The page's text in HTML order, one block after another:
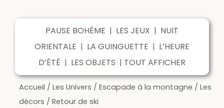
PAUSE BOHÈME | LES JEUX | NUIT
ORIENTALE | LA GUINGUETTE | L’HEURE
D’ÉTÉ | LES OBJETS | TOUT AFFICHER
Accueil / Les Univers / Escapade à la montagne / Les
décors / Retour de ski